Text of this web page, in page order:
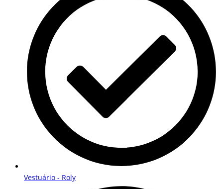
Vestuário - Roly